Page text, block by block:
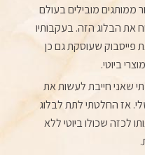
ממותגים מובילים בעולם
את הבלוג הזה. בעקבותיו
פייסבוק שעוסקת גם כן
ביוטי.
שאני חייבת לעשות את
אז החלטתי לתת לבלוג
לכזה שכולו ביוטי ללא